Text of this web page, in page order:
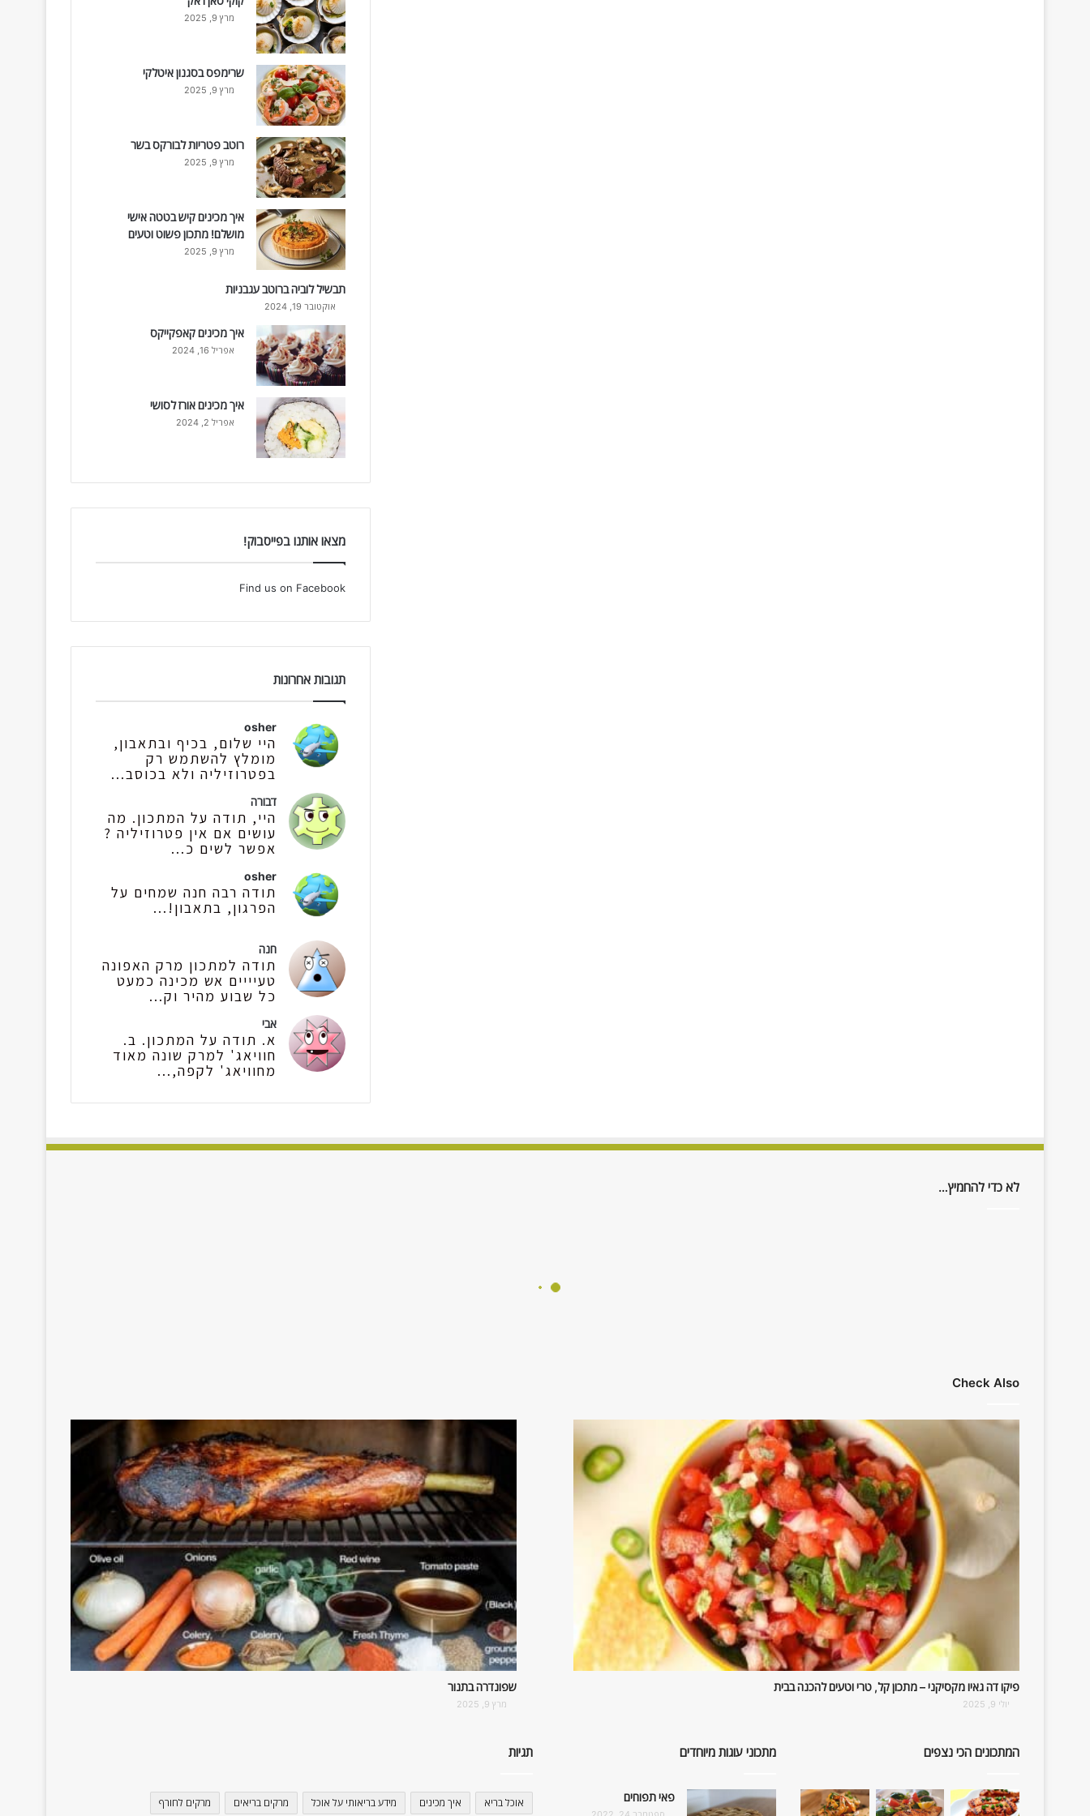
מרץ 9, 2025
שרימפס בסגנון איטלקי
מרץ 9, 2025
רוטב פטריות לבורקס בשר
מרץ 9, 2025
איך מכינים קיש בטטה אישי
מושלם! מתכון פשוט וטעים
מרץ 9, 2025
תבשיל לוביה ברוטב עגבניות
אוקטובר 19, 2024
איך מכינים קאפקייקס
אפריל 16, 2024
איך מכינים אורז לסושי
אפריל 2, 2024
מצאו אותנו בפייסבוק!
Find us on Facebook
תגובות אחרונות
osher
היי שלום, בכיף ובתאבון,
מומלץ להשתמש רק
בפטרוזיליה ולא בכוסב...
דבורה
היי, תודה על המתכון. מה
עושים אם אין פטרוזיליה ?
אפשר לשים כ...
osher
תודה רבה חנה שמחים על
הפרגון, בתאבון!...
חנה
תודה למתכון מרק האפונה
טעיייים אש מכינה כמעט
כל שבוע מהיר וק...
אבי
א. תודה על המתכון. ב.
חוויאג' למרק שונה מאוד
מחוויאג' לקפה,...
לא כדי להחמיץ…
Check Also
פיקו דה גאיו מקסיקני – מתכון קל, טרי וטעים להכנה בבית
יולי 9, 2025
שפונדרה בתנור
מרץ 9, 2025
המתכונים הכי נצפים מתכוני עוגות מיוחדים
פאי תפוחים
תגיות
אוכל בריא איך מכינים מידע בריאותי על אוכל מרקים בריאים מרקים לחורף